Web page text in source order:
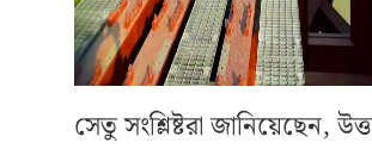
সেতু সংশ্লিষ্টরা জানিয়েছেন,